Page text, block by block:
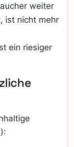
weiter
ist nicht mehr
ein riesiger